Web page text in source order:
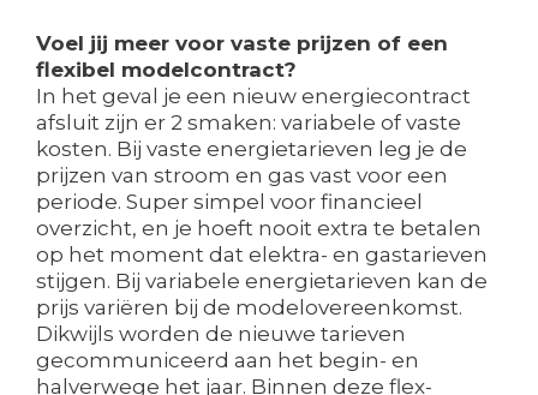
Voel jij meer voor vaste prijzen of een
flexibel modelcontract?
In het geval je een nieuw energiecontract
afsluit zijn er 2 smaken: variabele of vaste
kosten. Bij vaste energietarieven leg je de
prijzen van stroom en gas vast voor een
periode. Super simpel voor financieel
overzicht, en je hoeft nooit extra te betalen
op het moment dat elektra- en gastarieven
stijgen. Bij variabele energietarieven kan de
prijs variëren bij de modelovereenkomst.
Dikwijls worden de nieuwe tarieven
gecommuniceerd aan het begin- en
halverwege het jaar. Binnen deze flex-